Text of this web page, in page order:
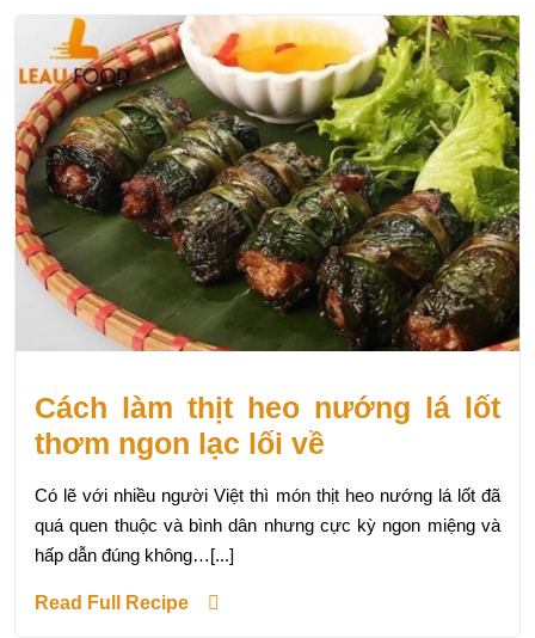
Cách làm thịt heo nướng lá lốt
thơm ngon lạc lối về
Có lẽ với nhiều người Việt thì món thịt heo nướng lá lốt đã
quá quen thuộc và bình dân nhưng cực kỳ ngon miệng và
hấp dẫn đúng không…[...]
Read Full Recipe